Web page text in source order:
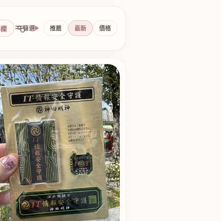
篩選 推薦 最新 價格